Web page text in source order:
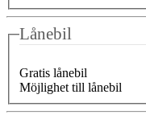
Lånebil
Gratis lånebil
Möjlighet till lånebil